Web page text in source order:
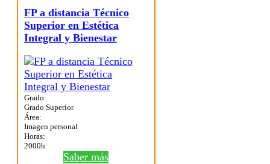
FP a distancia Técnico
Superior en Estética
Integral y Bienestar
Grado:
Grado Superior
Área:
Imagen personal
Horas:
2000h
Saber más